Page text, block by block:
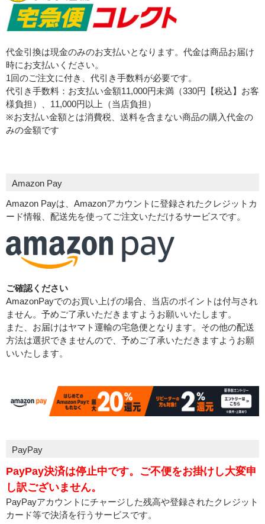
代金引換は現金のみのお支払いとなります。代金は商品お届け
時にお支払いください。
1回のご注文に付き、代引き手数料が必要です。
代引き手数料：お支払い金額11,000円未満（330円【税込】お客
様負担）、11,000円以上（当店負担）
※お支払い金額とは消費税、送料を含まない商品の購入代金の
みの金額です
Amazon Pay
Amazon Payは、Amazonアカウントに登録されたクレジットカ
ード情報、配送先を使ってご注文いただけるサービスです。
ご確認ください
AmazonPayでのお買い上げの場合、当店のポイントは付与され
ません。予めご了承いただきますようお願いいたします。
また、お届けはヤマト運輸の宅急便となります。その他の配送
方法は選択できませんので、予めご了承いただきますようお願
いいたします。
PayPay
PayPay決済は停止中です。ご不便をお掛けし大変申
し訳ございません。
PayPayアカウントにチャージした残高や登録されたクレジット
カード等で決済を行うサービスです。